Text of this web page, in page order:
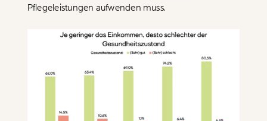
Pflegeleistungen aufwenden muss.